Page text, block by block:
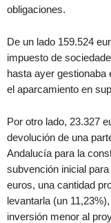
obligaciones.
De un lado 159.524
impuesto de
hasta ayer gestionaba
el aparcamiento en
Por otro lado, 23.327
devolución de una
Andalucía para la
subvención inicial
euros, una cantidad
levantarla (un
inversión menor al